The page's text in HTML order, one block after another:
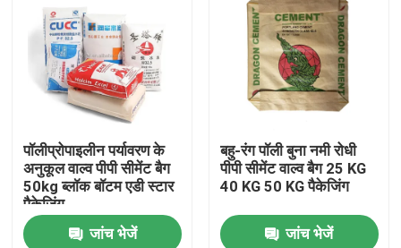
पॉलीप्रोपाइलीन पर्यावरण के
अनुकूल वाल्व पीपी सीमेंट बैग
50kg ब्लॉक बॉटम एडी स्टार
पैकेजिंग
जांच भेजें
बहु-रंग पॉली बुना नमी रोधी
पीपी सीमेंट वाल्व बैग 25 KG
40 KG 50 KG पैकेजिंग
जांच भेजें